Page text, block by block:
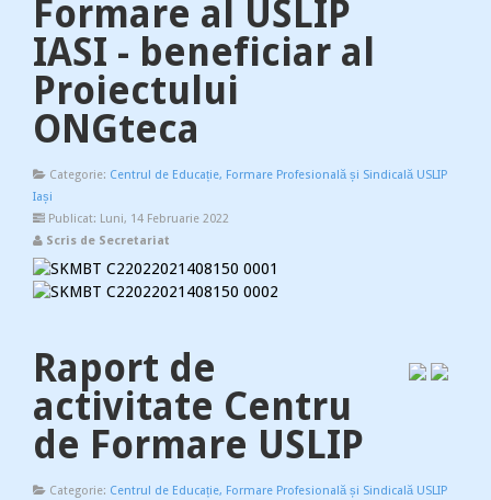
Formare al USLIP
IASI - beneficiar al
Proiectului
ONGteca
Categorie: Centrul de Educație, Formare Profesională și Sindicală USLIP
Iași
Publicat: Luni, 14 Februarie 2022
Scris de Secretariat
Raport de
activitate Centru
de Formare USLIP
Categorie: Centrul de Educație, Formare Profesională și Sindicală USLIP